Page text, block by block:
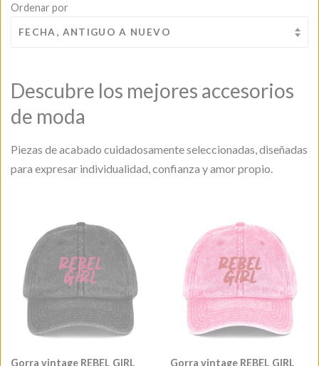
Ordenar por
Descubre los mejores accesorios
de moda
Piezas de acabado cuidadosamente seleccionadas, diseñadas
para expresar individualidad, confianza y amor propio.
Gorra vintage REBEL GIRL
Gorra vintage REBEL GIRL